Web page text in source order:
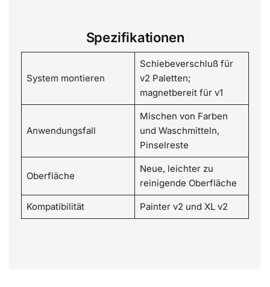
Spezifikationen
System montieren
Schiebeverschluß für
v2 Paletten;
magnetbereit für v1
Anwendungsfall
Mischen von Farben
und Waschmitteln,
Pinselreste
Oberfläche
Neue, leichter zu
reinigende Oberfläche
Kompatibilität Painter v2 und XL v2